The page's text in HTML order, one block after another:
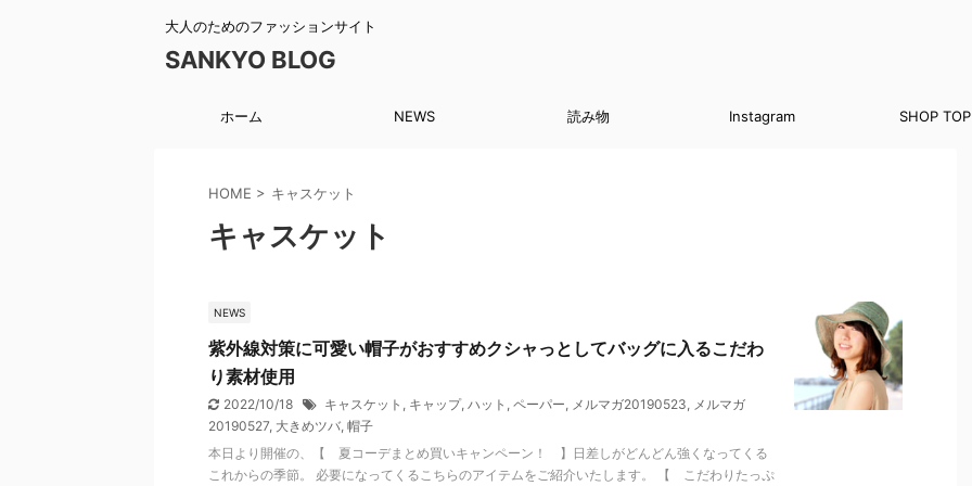
大人のためのファッションサイト
SANKYO BLOG
ホーム NEWS 読み物 Instagram SHOP TOP
HOME > キャスケット
キャスケット
NEWS
紫外線対策に可愛い帽子がおすすめクシャっとしてバッグに入るこだわ
り素材使用
2022/10/18 キャスケット , キャップ, ハット , ペーパー, メルマガ20190523, メルマガ
20190527, 大きめツバ, 帽子
本日より開催の、【 夏コーデまとめ買いキャンペーン！ 】日差しがどんどん強くなってくる
これからの季節。 必要になってくるこちらのアイテムをご紹介いたします。 【 こだわりたっぷ